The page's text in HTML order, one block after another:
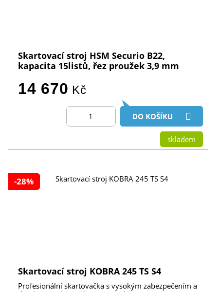
Skartovací stroj HSM Securio B22,
kapacita 15listů, řez proužek 3,9 mm
14 670 Kč
DO KOŠÍKU
skladem
-28%
Skartovací stroj KOBRA 245 TS S4
Profesionální skartovačka s vysokým zabezpečením a